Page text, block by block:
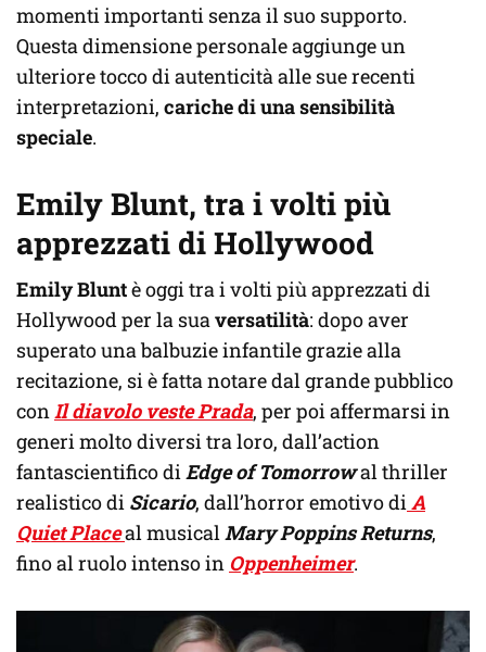
momenti importanti senza il suo supporto.
Questa dimensione personale aggiunge un
ulteriore tocco di autenticità alle sue recenti
interpretazioni, cariche di una sensibilità
speciale.
Emily Blunt, tra i volti più
apprezzati di Hollywood
Emily Bluntè oggi tra i volti più apprezzati di
Hollywood per la sua versatilità: dopo aver
superato una balbuzie infantile grazie alla
recitazione, si è fatta notare dal grande pubblico
con Il diavolo veste Prada, per poi affermarsi in
generi molto diversi tra loro, dall’action
fantascientifico di Edge of Tomorrowal thriller
realistico di Sicario, dall’horror emotivo di A
Quiet Placeal musical Mary Poppins Returns,
fino al ruolo intenso in Oppenheimer.